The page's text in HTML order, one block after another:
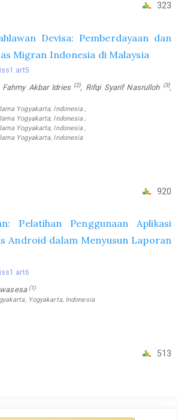
323
Devisa: Pemberdayaan dan
Migran Indonesia di Malaysia
Fahmy Akbar Idries (2), Rifqi Syarif Nasrulloh (3),
Yogyakarta, Indonesia ,
Yogyakarta, Indonesia ,
Yogyakarta, Indonesia ,
Yogyakarta, Indonesia
920
Pelatihan Penggunaan Aplikasi
Android dalam Menyusun Laporan
(1)
Yogyakarta, Indonesia
513